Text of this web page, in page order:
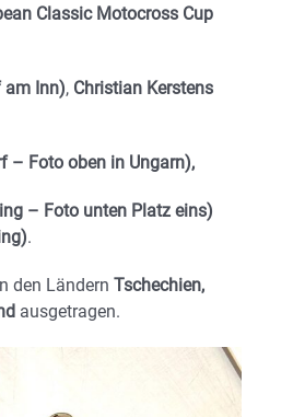
Classic Motocross Cup
am Inn), Christian Kerstens
– Foto oben in Ungarn),
– Foto unten Platz eins)
.
den Ländern Tschechien,
ausgetragen.